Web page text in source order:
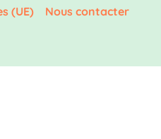
(UE) Nous contacter